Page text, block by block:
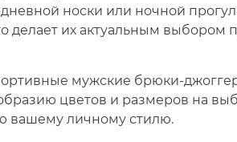
носки или ночной
делает их актуальным выбором
мужские брюки-
цветов и размеров на
вашему личному стилю.